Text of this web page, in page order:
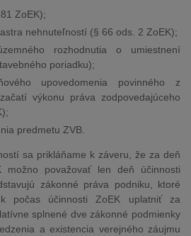
ZoEK);
nehnuteľností (§ 66 ods. 2 ZoEK);
rozhodnutia o umiestnení
poriadku);
upovedomenia povinného z
výkonu práva zodpovedajúceho
predmetu ZVB.
sa prikláňame k záveru, že za deň
možno považovať len deň účinnosti
zákonné práva podniku, ktoré
počas účinnosti ZoEK uplatniť za
splnené dve zákonné podmienky
a existencia verejného záujmu